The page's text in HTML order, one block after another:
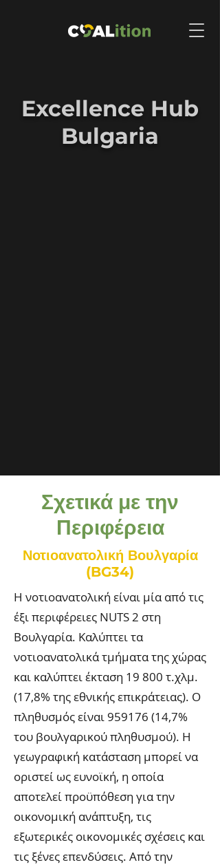
Excellence Hub
Bulgaria
Σχετικά με την
Περιφέρεια
Νοτιοανατολική Βουλγαρία
(BG34)
Η νοτιοανατολική είναι μία από τις
έξι περιφέρειες NUTS 2 στη
Βουλγαρία. Καλύπτει τα
νοτιοανατολικά τμήματα της χώρας
και καλύπτει έκταση 19 800 τ.χλμ.
(17,8% της εθνικής επικράτειας). Ο
πληθυσμός είναι 959176 (14,7%
του βουλγαρικού πληθυσμού). Η
γεωγραφική κατάσταση μπορεί να
οριστεί ως ευνοϊκή, η οποία
αποτελεί προϋπόθεση για την
οικονομική ανάπτυξη, τις
εξωτερικές οικονομικές σχέσεις και
τις ξένες επενδύσεις. Από την